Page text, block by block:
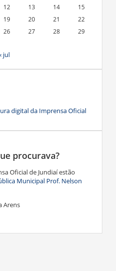
12 13 14
15
19 20 21
22
26 27 28
29
jul
digital da Imprensa Oficial
procurava?
Oficial de Jundiaí estão
Municipal Prof. Nelson
Arens